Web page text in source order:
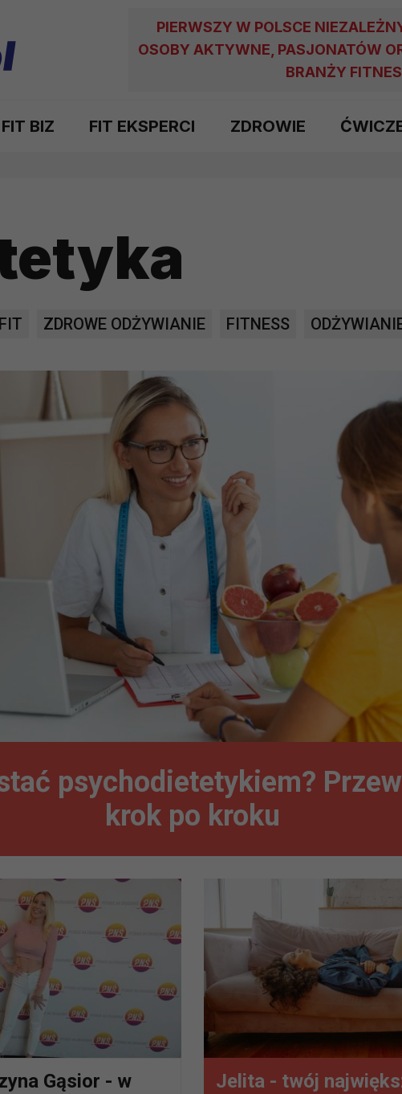
PIERWSZY W POLSCE
OSOBY AKTYWNE, PASJONATÓW
BRANŻY
FIT BIZ FIT EKSPERCI ZDROWIE
FIT ZDROWE ODŻYWIANIE FITNESS
psychodietetykiem?
krok po kroku
Gąsior - w
Jelita - twój